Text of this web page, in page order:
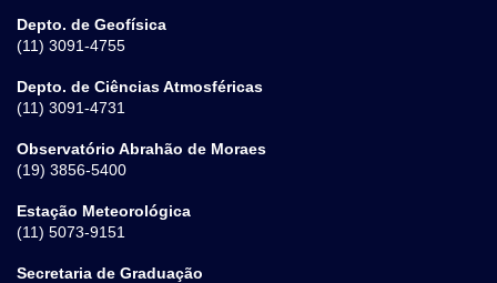
Depto. de Geofísica
(11) 3091-4755
Depto. de Ciências Atmosféricas
(11) 3091-4731
Observatório Abrahão de Moraes
(19) 3856-5400
Estação Meteorológica
(11) 5073-9151
Secretaria de Graduação